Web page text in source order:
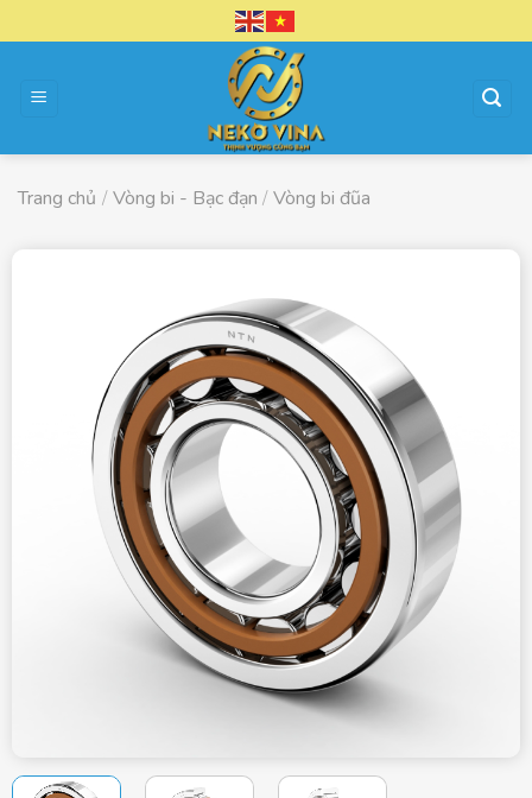
đến
dung
Trang chủ / Vòng bi - Bạc đạn / Vòng bi đũa